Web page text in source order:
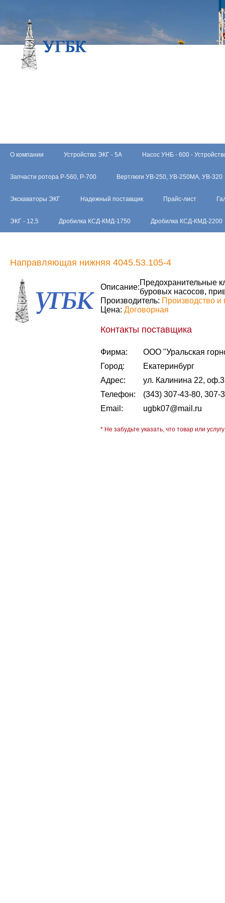
О компании Устройство ЭКГ - 5А Насос УНБ - 600 -
Запчасти ротора Р-560, Р-700 Вертлюги УВ-250, УВ-250МА, УВ-320
Экскаваторы ЭКГ Надежный поставщик Прайс-лист
ЭКГ - 12,5 Дробилка КСД-КМД-1750 Дробилка КСД-КМД-2200
Направляющая нижняя 4045.53.105-4
Описание:
Предохранительные
буровых насосов,
Производитель: Производство и
Цена: Договорная
Контакты поставщика
Фирма:
ООО "Уральская
Город:
Екатеринбург
Адрес:
ул. Калинина 22,
Телефон:
(343) 307-43-80, 307-
Email:
ugbk07@mail.ru
* Не забудьте указать, что товар или